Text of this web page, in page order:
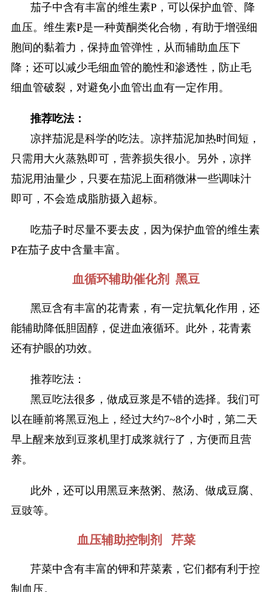
茄子中含有丰富的维生素P，可以保护血管、降
血压。维生素P是一种黄酮类化合物，有助于增强细
胞间的黏着力，保持血管弹性，从而辅助血压下
降；还可以减少毛细血管的脆性和渗透性，防止毛
细血管破裂，对避免小血管出血有一定作用。
推荐吃法：
凉拌茄泥是科学的吃法。凉拌茄泥加热时间短，
只需用大火蒸熟即可，营养损失很小。另外，凉拌
茄泥用油量少，只要在茄泥上面稍微淋一些调味汁
即可，不会造成脂肪摄入超标。
吃茄子时尽量不要去皮，因为保护血管的维生素
P在茄子皮中含量丰富。
血循环辅助催化剂 黑豆
黑豆含有丰富的花青素，有一定抗氧化作用，还
能辅助降低胆固醇，促进血液循环。此外，花青素
还有护眼的功效。
推荐吃法：
黑豆吃法很多，做成豆浆是不错的选择。我们可
以在睡前将黑豆泡上，经过大约7~8个小时，第二天
早上醒来放到豆浆机里打成浆就行了，方便而且营
养。
此外，还可以用黑豆来熬粥、熬汤、做成豆腐、
豆豉等。
血压辅助控制剂 芹菜
芹菜中含有丰富的钾和芹菜素，它们都有利于控
制血压。